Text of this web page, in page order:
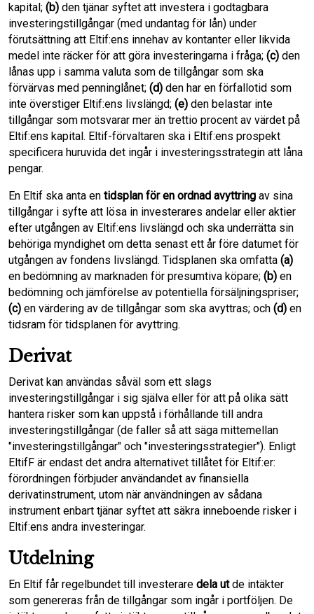
kapital; (b) den tjänar syftet att investera i godtagbara
investeringstillgångar (med undantag för lån) under
förutsättning att Eltif:ens innehav av kontanter eller likvida
medel inte räcker för att göra investeringarna i fråga; (c) den
lånas upp i samma valuta som de tillgångar som ska
förvärvas med penninglånet; (d) den har en förfallotid som
inte överstiger Eltif:ens livslängd; (e) den belastar inte
tillgångar som motsvarar mer än trettio procent av värdet på
Eltif:ens kapital. Eltif-förvaltaren ska i Eltif:ens prospekt
specificera huruvida det ingår i investeringsstrategin att låna
pengar.
En Eltif ska anta en tidsplan för en ordnad avyttring av sina
tillgångar i syfte att lösa in investerares andelar eller aktier
efter utgången av Eltif:ens livslängd och ska underrätta sin
behöriga myndighet om detta senast ett år före datumet för
utgången av fondens livslängd. Tidsplanen ska omfatta (a)
en bedömning av marknaden för presumtiva köpare; (b) en
bedömning och jämförelse av potentiella försäljningspriser;
(c) en värdering av de tillgångar som ska avyttras; och (d) en
tidsram för tidsplanen för avyttring.
Derivat
Derivat kan användas såväl som ett slags
investeringstillgångar i sig själva eller för att på olika sätt
hantera risker som kan uppstå i förhållande till andra
investeringstillgångar (de faller så att säga mittemellan
"investeringstillgångar" och "investeringsstrategier"). Enligt
EltifF är endast det andra alternativet tillåtet för Eltif:er:
förordningen förbjuder användandet av finansiella
derivatinstrument, utom när användningen av sådana
instrument enbart tjänar syftet att säkra inneboende risker i
Eltif:ens andra investeringar.
Utdelning
En Eltif får regelbundet till investerare dela utde intäkter
som genereras från de tillgångar som ingår i portföljen. De